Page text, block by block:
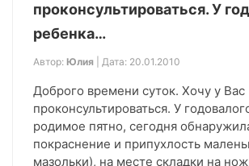
проконсультироваться. У
ребенка…
Автор: Юлия | Дата: 20.01.2010
Доброго времени суток. Хочу у Вас
проконсультироваться. У
родимое пятно, сегодня
покраснение и припухлость
мазольки), на месте складки на